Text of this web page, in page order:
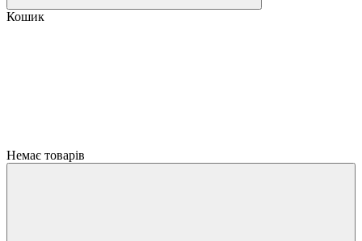
Кошик
Немає товарів